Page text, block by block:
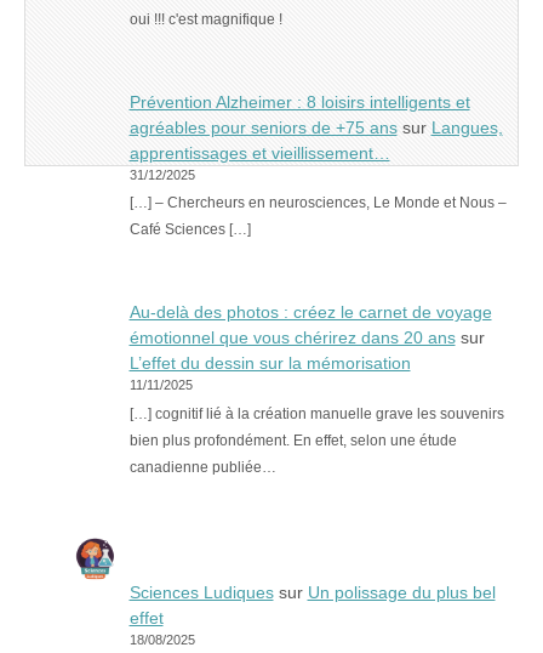
oui !!! c'est magnifique !
Prévention Alzheimer : 8 loisirs intelligents et
agréables pour seniors de +75 anssur Langues,
apprentissages et vieillissement…
31/12/2025
[…] – Chercheurs en neurosciences, Le Monde et Nous –
Café Sciences […]
Au-delà des photos : créez le carnet de voyage
émotionnel que vous chérirez dans 20 anssur
L’effet du dessin sur la mémorisation
11/11/2025
[…] cognitif lié à la création manuelle grave les souvenirs
bien plus profondément. En effet, selon une étude
canadienne publiée…
Sciences Ludiquessur Un polissage du plus bel
effet
18/08/2025